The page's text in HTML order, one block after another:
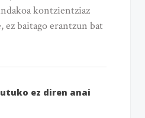
kontzientziaz
ez baitago erantzun bat
ez diren anai